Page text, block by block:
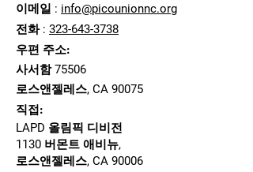
이메일 : info@picounionnc.org
전화: 323-643-3738
우편 주소:
사서함 75506
로스앤젤레스, CA 90075
직접:
LAPD 올림픽 디비전
1130 버몬트 애비뉴,
로스앤젤레스, CA 90006